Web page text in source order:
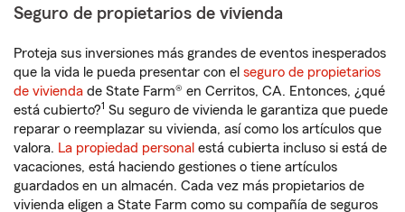
Seguro de propietarios de vivienda
Proteja sus inversiones más grandes de eventos inesperados
que la vida le pueda presentar con el seguro de propietarios
de vivienda de State Farm® en Cerritos, CA. Entonces, ¿qué
está cubierto?1 Su seguro de vivienda le garantiza que puede
reparar o reemplazar su vivienda, así como los artículos que
valora. La propiedad personal está cubierta incluso si está de
vacaciones, está haciendo gestiones o tiene artículos
guardados en un almacén. Cada vez más propietarios de
vivienda eligen a State Farm como su compañía de seguros